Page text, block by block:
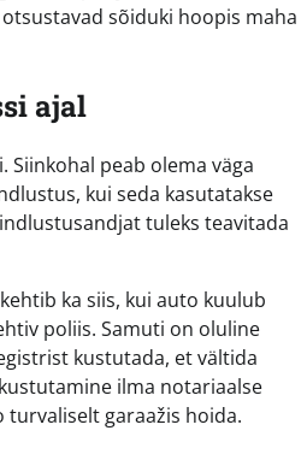
sõiduki hoopis maha
ajal
peab olema väga
kui seda kasutatakse
tuleks teavitada
ka siis, kui auto kuulub
poliis. Samuti on oluline
kustutada, et vältida
ilma notariaalse
garaažis hoida.